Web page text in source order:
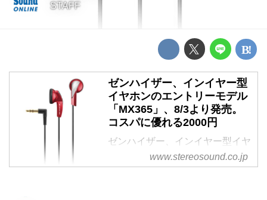
STAFF
ゼンハイザー、インイヤー型
イヤホンのエントリーモデル
「MX365」、8/3より発売。
コスパに優れる2000円
ゼンハイザー、インイヤー型イヤ
ホンのエントリーモデル
「MX365」、8/3より発売。コス
www.stereosound.co.jp